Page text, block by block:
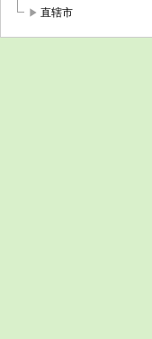
play_arrow 直辖市